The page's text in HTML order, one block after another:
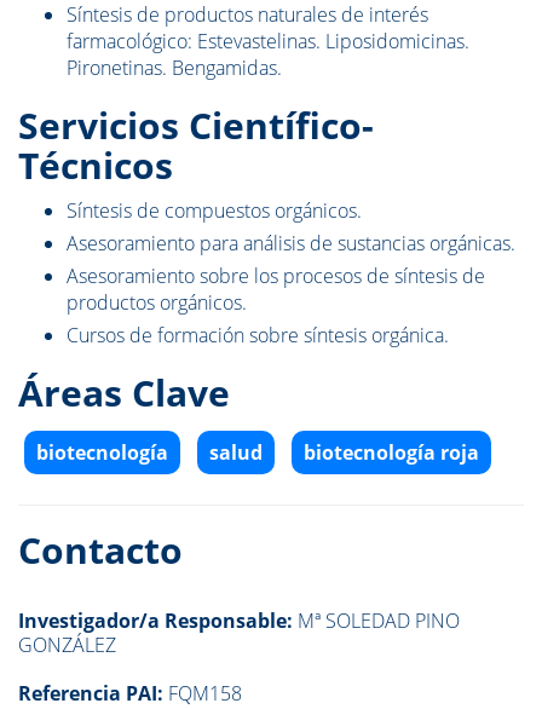
Síntesis de productos naturales de interés
farmacológico: Estevastelinas. Liposidomicinas.
Pironetinas. Bengamidas.
Servicios Científico-
Técnicos
Síntesis de compuestos orgánicos.
Asesoramiento para análisis de sustancias orgánicas.
Asesoramiento sobre los procesos de síntesis de
productos orgánicos.
Cursos de formación sobre síntesis orgánica.
Áreas Clave
biotecnología salud biotecnología roja
Contacto
Investigador/a Responsable: Mª SOLEDAD PINO
GONZÁLEZ
Referencia PAI: FQM158